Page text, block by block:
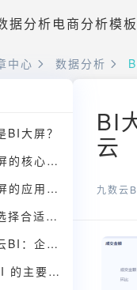
据分析电商分析模板
中心 数据分析
BI大屏？
二、BI大屏的核心价值
三、BI大屏的应用场景
四、如何选择合适的BI大屏工具
五、九数云BI：企业级BI大屏解决方案
九数云BI 的主要功能和优势：
BI
云
九数云